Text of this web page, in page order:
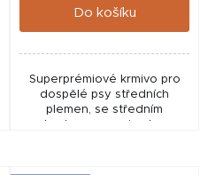
Do košíku
Superprémiové krmivo pro
dospělé psy středních
plemen, se středním